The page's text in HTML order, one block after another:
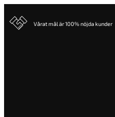
Vårat mål är 100% nöjda kunder